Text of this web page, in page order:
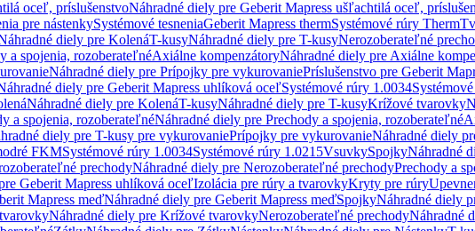
oceľ, príslušenstvoNáhradné diely pre Geberit Mapress ušľachtilá oceľ,
pre nástenkySystémové tesneniaGeberit Mapress thermSystémové rúry Therm
diely pre KolenáT-kusyNáhradné diely pre T-kusyNerozoberateľné
a spojenia, rozoberateľnéAxiálne kompenzátoryNáhradné diely pre Axiálne
Náhradné diely pre Prípojky pre vykurovaniePríslušenstvo pre Geberit
diely pre Geberit Mapress uhlíková oceľSystémové rúry 1.0034
Náhradné diely pre KolenáT-kusyNáhradné diely pre T-kusyKrížové tvarovky
a spojenia, rozoberateľnéNáhradné diely pre Prechody a spojenia, rozoberateľné
diely pre T-kusy pre vykurovaniePrípojky pre vykurovanieNáhradné diely
FKMSystémové rúry 1.0034Systémové rúry 1.0215VsuvkySpojkyNáhradné
prechodyNáhradné diely pre Nerozoberateľné prechodyPrechody a
Geberit Mapress uhlíková oceľIzolácia pre rúry a tvarovkyKryty pre rúry
Mapress meďNáhradné diely pre Geberit Mapress meďSpojkyNáhradné diely
Náhradné diely pre Krížové tvarovkyNerozoberateľné prechodyNáhradné